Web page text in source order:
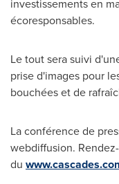
investissements en
écoresponsables.
Le tout sera suivi
prise d'images pour
bouchées et de
La conférence de
webdiffusion.
du